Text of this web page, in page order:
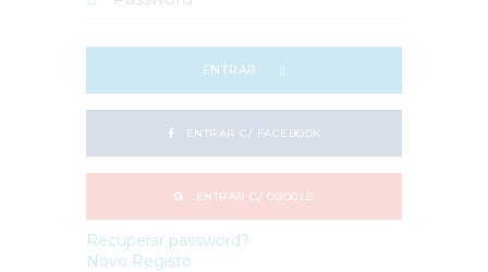
ENTRAR
ENTRAR C/ FACEBOOK
ENTRAR C/ GOOGLE
Recuperar password?
Novo Registo